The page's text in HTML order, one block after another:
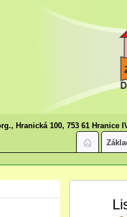
Hranická 100, 753 61 Hranice